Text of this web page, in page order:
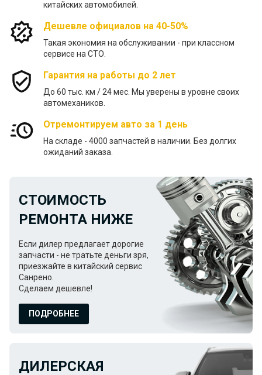
китайских автомобилей.
Дешевле официалов на 40-50%
Такая экономия на обслуживании - при классном
сервисе на СТО.
Гарантия на работы до 2 лет
До 60 тыс. км / 24 меc. Мы уверены в уровне своих
автомехаников.
Отремонтируем авто за 1 день
На складе - 4000 запчастей в наличии. Без долгих
ожиданий заказа.
СТОИМОСТЬ
РЕМОНТА НИЖЕ
Если дилер предлагает дорогие
запчасти - не тратьте деньги зря,
приезжайте в китайский сервис
Санрено.
Сделаем дешевле!
ПОДРОБНЕЕ
ДИЛЕРСКАЯ